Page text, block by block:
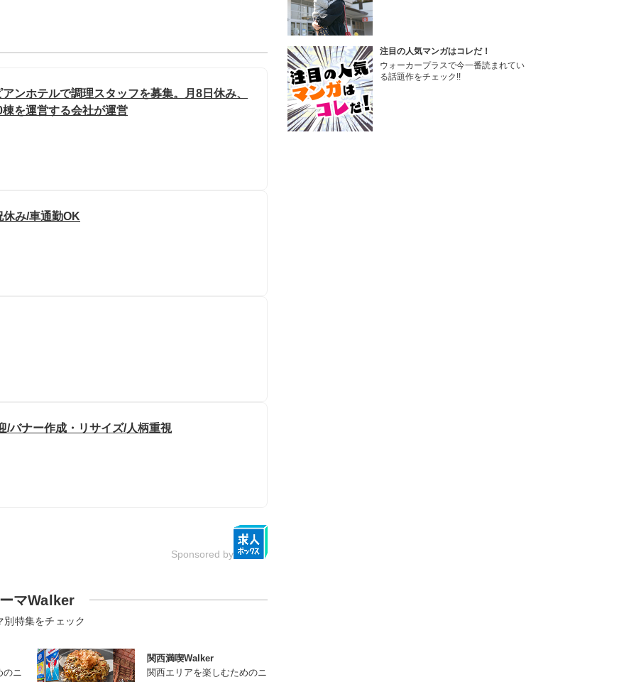
ンホテルで調理スタッフを募集。月8日休み、
を運営する会社が運営
み/車通勤OK
/バナー作成・リサイズ/人柄重視
Sponsored by
マWalker
別特集をチェック
のニ
関西満喫Walker
関西エリアを楽しむためのニ
注目の人気マンガはコレだ！
ウォーカープラスで今一番読まれてい
る話題作をチェック!!